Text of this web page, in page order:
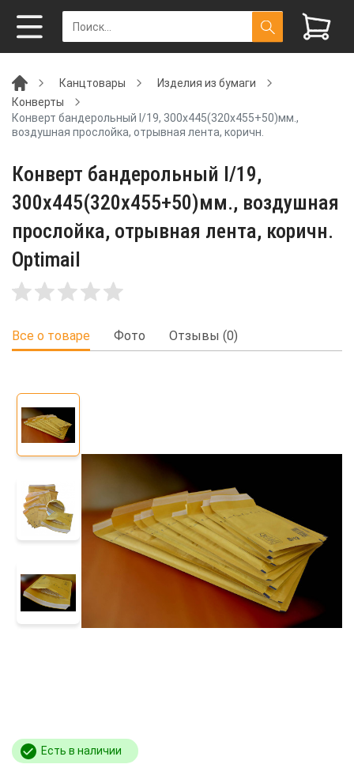
Канцтовары
Изделия из бумаги
Конверты
Конверт бандерольный I/19, 300x445(320x455+50)мм.,
воздушная прослойка, отрывная лента, коричн.
Конверт бандерольный I/19,
300x445(320x455+50)мм., воздушная
прослойка, отрывная лента, коричн.
Optimail
Все о товаре Фото Отзывы (0)
Есть в наличии